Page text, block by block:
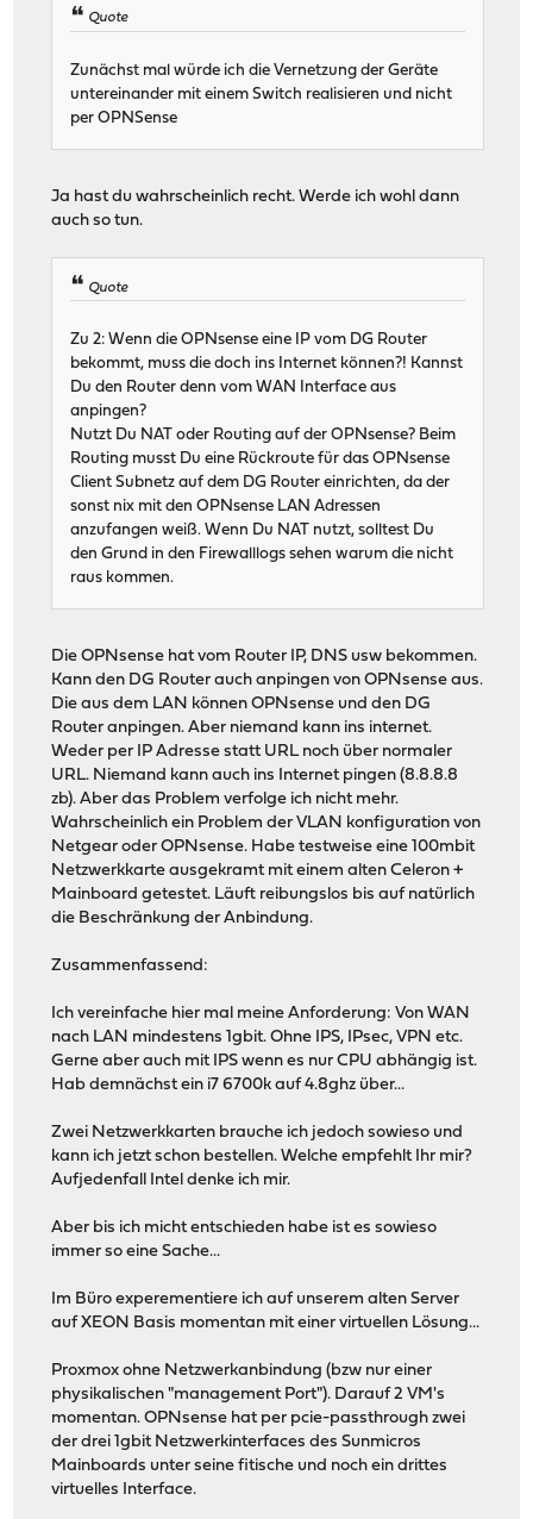
Quote
Zunächst mal würde ich die Vernetzung der Geräte
untereinander mit einem Switch realisieren und nicht
per OPNSense
Ja hast du wahrscheinlich recht. Werde ich wohl dann
auch so tun.
Quote
Zu 2: Wenn die OPNsense eine IP vom DG Router
bekommt, muss die doch ins Internet können?! Kannst
Du den Router denn vom WAN Interface aus
anpingen?
Nutzt Du NAT oder Routing auf der OPNsense? Beim
Routing musst Du eine Rückroute für das OPNsense
Client Subnetz auf dem DG Router einrichten, da der
sonst nix mit den OPNsense LAN Adressen
anzufangen weiß. Wenn Du NAT nutzt, solltest Du
den Grund in den Firewalllogs sehen warum die nicht
raus kommen.
Die OPNsense hat vom Router IP, DNS usw bekommen.
Kann den DG Router auch anpingen von OPNsense aus.
Die aus dem LAN können OPNsense und den DG
Router anpingen. Aber niemand kann ins internet.
Weder per IP Adresse statt URL noch über normaler
URL. Niemand kann auch ins Internet pingen (8.8.8.8
zb). Aber das Problem verfolge ich nicht mehr.
Wahrscheinlich ein Problem der VLAN konfiguration von
Netgear oder OPNsense. Habe testweise eine 100mbit
Netzwerkkarte ausgekramt mit einem alten Celeron +
Mainboard getestet. Läuft reibungslos bis auf natürlich
die Beschränkung der Anbindung.
Zusammenfassend:
Ich vereinfache hier mal meine Anforderung: Von WAN
nach LAN mindestens 1gbit. Ohne IPS, IPsec, VPN etc.
Gerne aber auch mit IPS wenn es nur CPU abhängig ist.
Hab demnächst ein i7 6700k auf 4.8ghz über...
Zwei Netzwerkkarten brauche ich jedoch sowieso und
kann ich jetzt schon bestellen. Welche empfehlt Ihr mir?
Aufjedenfall Intel denke ich mir.
Aber bis ich micht entschieden habe ist es sowieso
immer so eine Sache...
Im Büro experementiere ich auf unserem alten Server
auf XEON Basis momentan mit einer virtuellen Lösung...
Proxmox ohne Netzwerkanbindung (bzw nur einer
physikalischen "management Port"). Darauf 2 VM's
momentan. OPNsense hat per pcie-passthrough zwei
der drei 1gbit Netzwerkinterfaces des Sunmicros
Mainboards unter seine fitische und noch ein drittes
virtuelles Interface.